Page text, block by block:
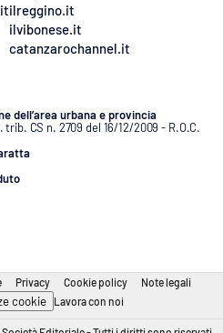
ilreggino.it
ilvibonese.it
catanzarochannel.it
dell’area urbana e provincia
CS n. 2709 del 16/12/2009 - R.O.C.
Privacy Cookie policy Note legali
cookie Lavora con noi